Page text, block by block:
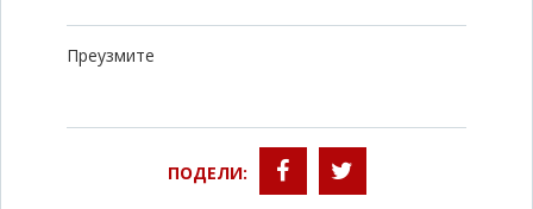
Преузмите
ПОДЕЛИ: